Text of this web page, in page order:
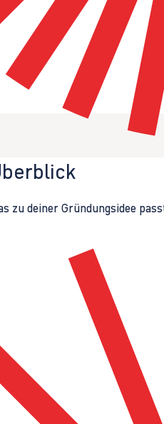
zu deiner Gründungsidee